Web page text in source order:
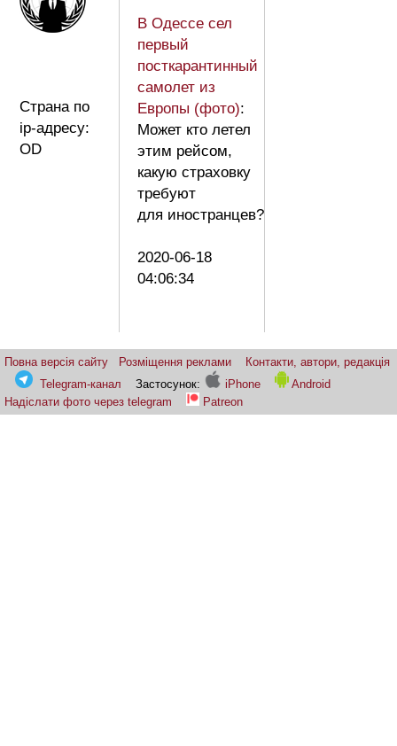
Страна по
ip-адресу:
OD
В Одессе сел
первый
посткарантинный
самолет из
Европы (фото):
Может кто летел
этим рейсом,
какую страховку
требуют
для иностранцев?
2020-06-18
04:06:34
Повна версія сайту Розміщення реклами
Контакти, автори, редакція
Telegram-канал
Застосунок: iPhone
Android
Надіслати фото через telegram
Patreon